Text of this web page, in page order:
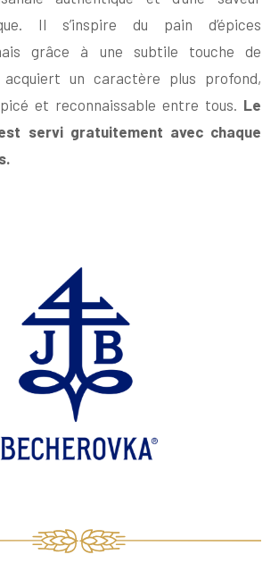
Il s’inspire du pain d’épices
grâce à une subtile touche de
acquiert un caractère plus profond,
et reconnaissable entre tous. Le
servi gratuitement avec chaque